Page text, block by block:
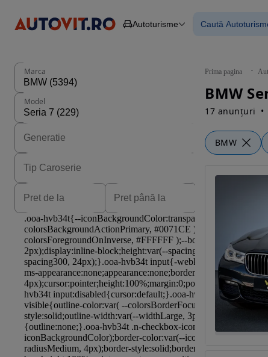
Autoturisme
Autoturisme
Mașini
Mașini cu
Caută
Prima pagina
BMW
17 anunțuri
BMW
Marca
Model